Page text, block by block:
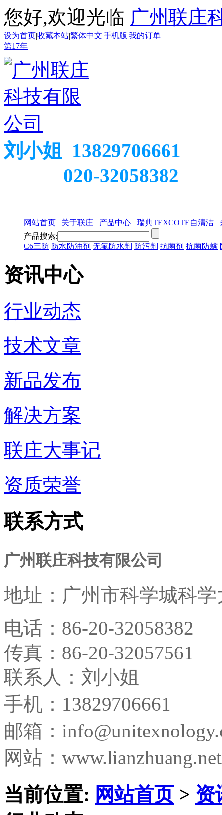
您好,欢迎光临 广州联庄
设为首页|收藏本站|繁体中文|手机版|我的订单
第17年
刘小姐 13829706661
020-32058382
网站首页 关于联庄 产品中心 瑞典TEXCOTE自清洁
产品搜索:
C6三防 防水防油剂 无氟防水剂 防污剂 抗菌剂 抗菌防螨
资讯中心
行业动态
技术文章
新品发布
解决方案
联庄大事记
资质荣誉
联系方式
广州联庄科技有限公司
地址： 广州市科学城科
电话： 86-20-32058382
传真： 86-20-32057561
联系人：刘小姐
手机：13829706661
邮箱：
网站：www.lianzhuang.net
当前位置: 网站首页> 资